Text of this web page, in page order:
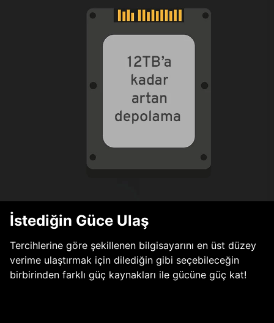
İstediğin Güce Ulaş
Tercihlerine göre şekillenen bilgisayarını en üst düzey
verime ulaştırmak için dilediğin gibi seçebileceğin
birbirinden farklı güç kaynakları ile gücüne güç kat!